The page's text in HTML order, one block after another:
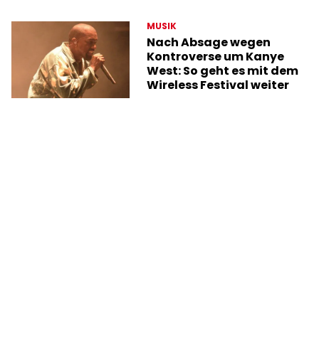
MUSIK
Nach Absage wegen
Kontroverse um Kanye
West: So geht es mit dem
Wireless Festival weiter